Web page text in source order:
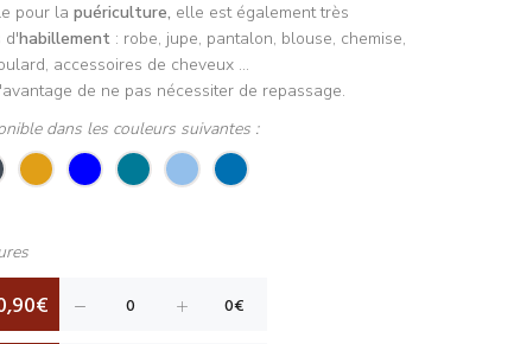
pour la puériculture, elle est également très
d'habillement : robe, jupe, pantalon, blouse, chemise,
accessoires de cheveux ...
de ne pas nécessiter de repassage.
dans les couleurs suivantes :